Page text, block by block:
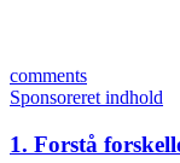
comments
Sponsoreret indhold
1. Forstå